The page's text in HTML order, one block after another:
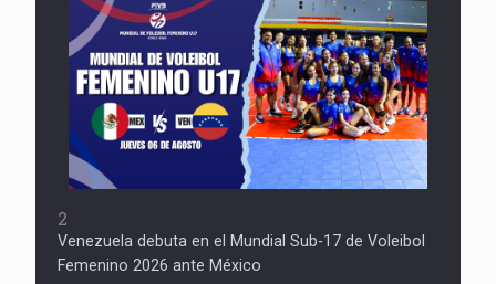
2
Venezuela debuta en el Mundial Sub-17 de Voleibol
Femenino 2026 ante México